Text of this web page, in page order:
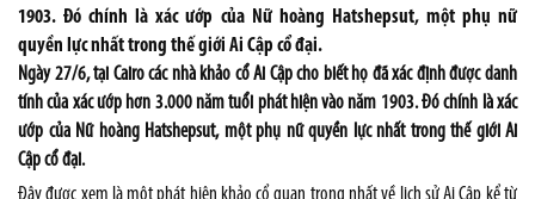
1903. Đó chính là xác ướp của Nữ hoàng Hatshepsut, một phụ nữ
quyền lực nhất trong thế giới Ai Cập cổ đại.
Ngày 27/6, tại Cairo các nhà khảo cổ Ai Cập cho biết họ đã xác định được danh
tính của xác ướp hơn 3.000 năm tuổi phát hiện vào năm 1903. Đó chính là xác
ướp của Nữ hoàng Hatshepsut, một phụ nữ quyền lực nhất trong thế giới Ai
Cập cổ đại.
Đây được xem là một phát hiện khảo cổ quan trọng nhất về lịch sử Ai Cập kể từ